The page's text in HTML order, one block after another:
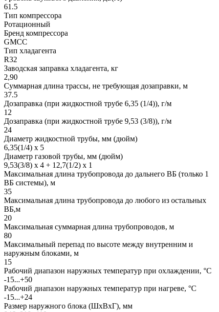
61.5
Тип компрессора
Ротационный
Бренд компрессора
GMCC
Тип хладагента
R32
Заводская заправка хладагента, кг
2,90
Суммарная длина трассы, не требующая дозаправки, м
37.5
Дозаправка (при жидкостной трубе 6,35 (1/4)), г/м
12
Дозаправка (при жидкостной трубе 9,53 (3/8)), г/м
24
Диаметр жидкостной трубы, мм (дюйм)
6,35(1/4) x 5
Диаметр газовой трубы, мм (дюйм)
9,53(3/8) x 4 + 12,7(1/2) x 1
Максимальная длина трубопровода до дальнего ВБ (только 1
ВБ системы), м
35
Максимальная длина трубопровода до любого из остальных
ВБ,м
20
Максимальная суммарная длина трубопроводов, м
80
Максимальный перепад по высоте между внутренним и
наружным блоками, м
15
Рабочий диапазон наружных температур при охлаждении, °C
-15...+50
Рабочий диапазон наружных температур при нагреве, °C
-15...+24
Размер наружного блока (ШxВxГ), мм